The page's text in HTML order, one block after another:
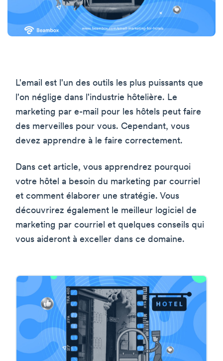
L'email est l'un des outils les plus puissants que
l'on néglige dans l'industrie hôtelière. Le
marketing par e-mail pour les hôtels peut faire
des merveilles pour vous. Cependant, vous
devez apprendre à le faire correctement.
Dans cet article, vous apprendrez pourquoi
votre hôtel a besoin du marketing par courriel
et comment élaborer une stratégie. Vous
découvrirez également le meilleur logiciel de
marketing par courriel et quelques conseils qui
vous aideront à exceller dans ce domaine.